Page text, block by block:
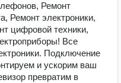
Ремонт
Ремонт электроники,
цифровой техники,
Все
Подключение
и ускорим ваш
превратим в